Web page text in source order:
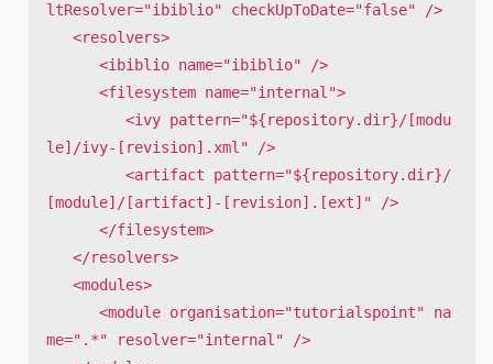
ltResolver="ibiblio" checkUpToDate="false" />
le]/ivy-[revision].xml" />
[module]/[artifact]-[revision].[ext]" />
me=".*" resolver="internal" />